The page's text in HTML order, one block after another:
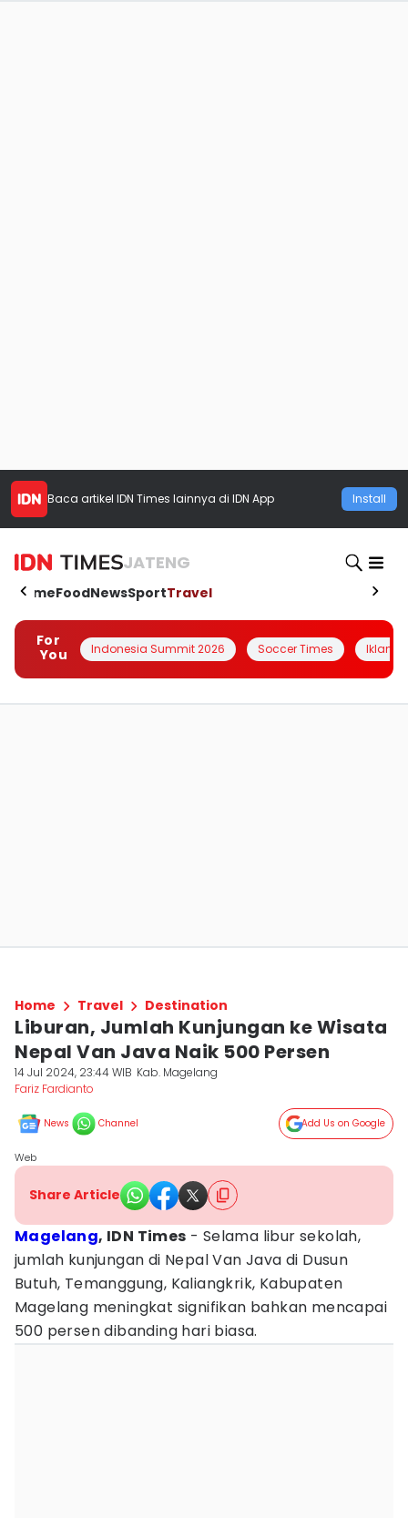
Baca artikel IDN Times lainnya di IDN App Install
JATENG
HomeFoodNewsSportTravel
For
You
Indonesia Summit 2026 Soccer Times Iklanin
Home Travel Destination
Liburan, Jumlah Kunjungan ke Wisata
Nepal Van Java Naik 500 Persen
14 Jul 2024, 23:44 WIB Kab. Magelang
Fariz Fardianto
News Channel Add Us on Google
Web
Share Article
Magelang, IDN Times - Selama libur sekolah,
jumlah kunjungan di Nepal Van Java di Dusun
Butuh, Temanggung, Kaliangkrik, Kabupaten
Magelang meningkat signifikan bahkan mencapai
500 persen dibanding hari biasa.